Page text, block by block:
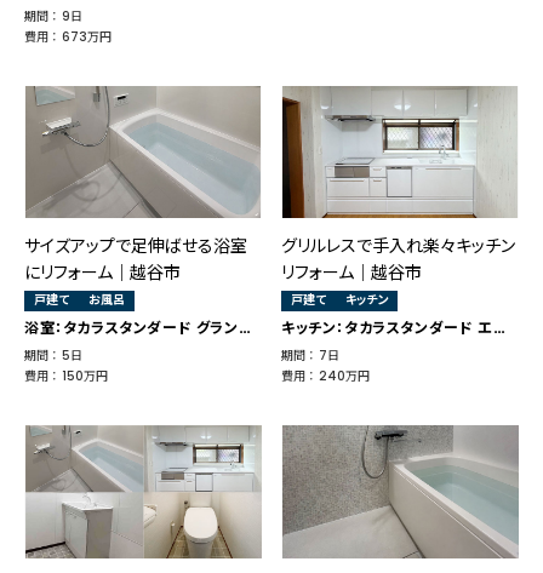
期間 ： 9日
費用 ： 673万円
サイズアップで足伸ばせる浴室
にリフォーム｜越谷市
戸建て お風呂
浴室：タカラスタンダード グランスパ
期間 ： 5日
費用 ： 150万円
グリルレスで手入れ楽々キッチン
リフォーム｜越谷市
戸建て キッチン
キッチン：タカラスタンダード エーデル
期間 ： 7日
費用 ： 240万円